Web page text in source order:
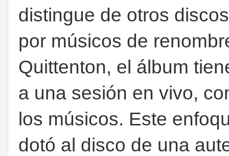
distingue de otros
por músicos de
Quittenton, el álbum
a una sesión en vivo,
los músicos. Este
dotó al disco de una